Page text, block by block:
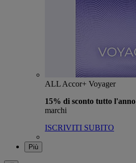
ALL Accor+ Voyager
15% di sconto tutto l'anno
marchi
ISCRIVITI SUBITO
Più